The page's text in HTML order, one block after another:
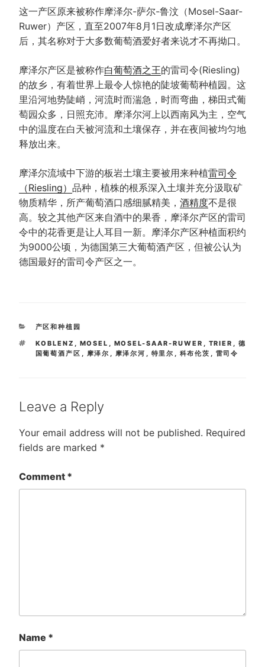
这一产区原来被称作摩泽尔-萨尔-鲁汶（Mosel-Saar-
Ruwer）产区，直至2007年8月1日改成摩泽尔产区
后，其名称对于大多数葡萄酒爱好者来说才不再拗口。
摩泽尔产区是被称作白葡萄酒之王的雷司令(Riesling)
的故乡，有着世界上最令人惊艳的陡坡葡萄种植园。这
里沿河地势陡峭，河流时而湍急，时而弯曲，梯田式葡
萄园众多，日照充沛。摩泽尔河上以西南风为主，空气
中的温度在白天被河流和土壤保存，并在夜间被均匀地
释放出来。
摩泽尔流域中下游的板岩土壤主要被用来种植雷司令
（Riesling） 品种，植株的根系深入土壤并充分汲取矿
物质精华，所产葡萄酒口感细腻精美， 酒精度不是很
高。较之其他产区来自酒中的果香，摩泽尔产区的雷司
令中的花香更是让人耳目一新。摩泽尔产区种植面积约
为9000公顷，为德国第三大葡萄酒产区，但被公认为
德国最好的雷司令产区之一。
CATEGORIES
产区和种植园
TAGS
KOBLENZ , MOSEL , MOSEL-SAAR-RUWER , TRIER , 德
国葡萄酒产区 , 摩泽尔 , 摩泽尔河 , 特里尔 , 科布伦茨 , 雷司令
Leave a Reply
Your email address will not be published. Required
fields are marked *
Comment *
Name *